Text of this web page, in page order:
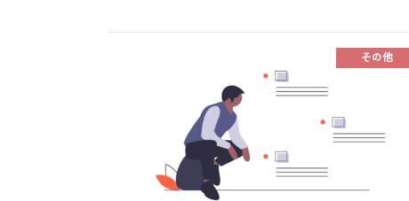
その他